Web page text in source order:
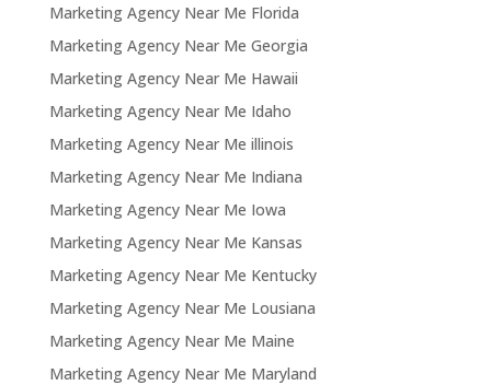
Marketing Agency Near Me Florida
Marketing Agency Near Me Georgia
Marketing Agency Near Me Hawaii
Marketing Agency Near Me Idaho
Marketing Agency Near Me illinois
Marketing Agency Near Me Indiana
Marketing Agency Near Me Iowa
Marketing Agency Near Me Kansas
Marketing Agency Near Me Kentucky
Marketing Agency Near Me Lousiana
Marketing Agency Near Me Maine
Marketing Agency Near Me Maryland